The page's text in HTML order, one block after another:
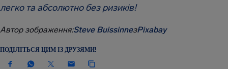
легко та абсолютно без ризиків!
Автор зображення:Steve BuissinneзPixabay
ПОДІЛІТЬСЯ ЦИМ ІЗ ДРУЗЯМИ!